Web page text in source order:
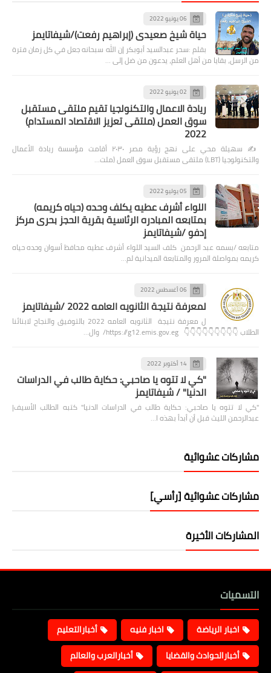
06 يونيو 2022
حياة شيخ صعيدى (إبراهيم رفعت)/شيفاتايمز
بقلم :سحر عبدالسيد أبوبكر إن الله سبحانه جعل في كل زمان فترة
من الرسل، بقايا من أهل العلم، يدعون من ضل إلى …
02 يونيو 2022
ريادة الاعمال والتكنولجيا تقيم ملتقى مستقبل
سوق العمل (ملتقى تعزيز الاقتصاد المستدام)
2022
✍️ سهيلة محي على نهج رؤية مصر ٢٠٣٠ أقامت مؤسسة ريادة الأعمال
والتكنولوجيا (LBT) ملتقى مستقبل سوق العمل (ملت…
05 يوليو 2022
اللواء أشرف عطيه يكلف وحده (حياه كريمه)
بمتابعه المبادره الرئاسية بقرية الحجز بحرى مركز
إدفو /شيفاتايمز
متابعه /بسمه عبد الرحمن كلف السيد اللواء أشرف عطيه محافظ أسوان وحده حياه
كريمه بمواصلة المرور والمتابعة الميدانية لم…
06 أغسطس 2022
لمعرفة نتيجة الثانويه العامه 2022 /شيفاتايمز
ل معرفة نتيجة الثانويه العامه 2022 بالتوفيق والنجاح لابنائنا
الطلاب 👇👇👇👇👇👇👇👇👇 https://g12.emis.gov.eg/ وال…
14 أكتوبر 2022
"كي لا تتوه يا صاحبي: حكاية طالب في الدراسات
الدنيا" / شيفاتايمز
"كي لا تتوه يا صاحبي: حكاية طالب في الدراسات الدنيا" كتبه الطالب الأسيف|
عبدالرحمن الليث قبل أن أبدأ بهذه ا…
مشاركات عشوائية
مشاركات عشوائية [رأسي]
المشاركات الأخيرة
التسميات
اخبار الرياضة اخبار فنيه
أخبارالتعليم
أخبارالحوادث والقضايا
أخبارالعرب والعالم